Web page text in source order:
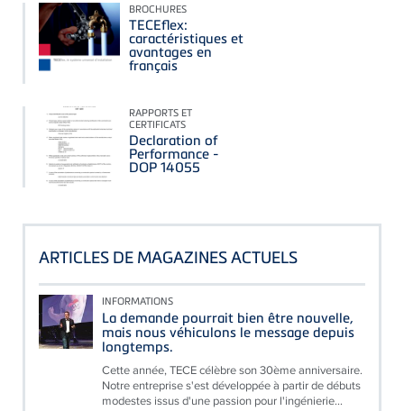
BROCHURES
TECEflex:
caractéristiques et
avantages en
français
RAPPORTS ET
CERTIFICATS
Declaration of
Performance -
DOP 14055
ARTICLES DE MAGAZINES ACTUELS
INFORMATIONS
La demande pourrait bien être nouvelle,
mais nous véhiculons le message depuis
longtemps.
Cette année, TECE célèbre son 30ème anniversaire.
Notre entreprise s'est développée à partir de débuts
modestes issus d'une passion pour l'ingénierie...